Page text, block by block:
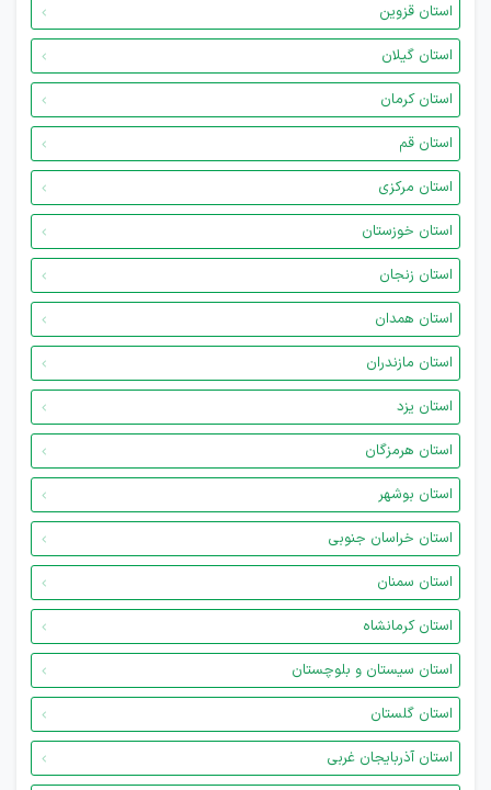
استان قزوین
استان گیلان
استان کرمان
استان قم
استان مرکزی
استان خوزستان
استان زنجان
استان همدان
استان مازندران
استان یزد
استان هرمزگان
استان بوشهر
استان خراسان جنوبی
استان سمنان
استان کرمانشاه
استان سیستان و بلوچستان
استان گلستان
استان آذربایجان غربی